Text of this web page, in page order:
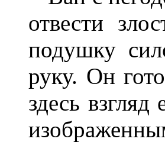
отвести
подушку
руку. Он
здесь